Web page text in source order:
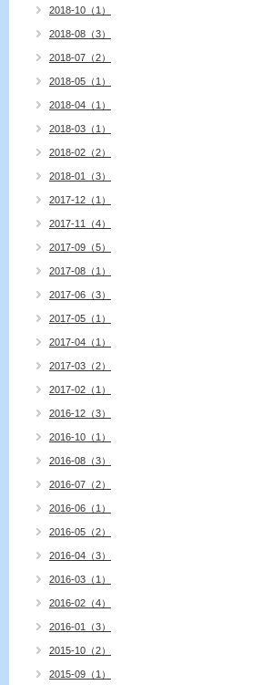
2018-10（1）
2018-08（3）
2018-07（2）
2018-05（1）
2018-04（1）
2018-03（1）
2018-02（2）
2018-01（3）
2017-12（1）
2017-11（4）
2017-09（5）
2017-08（1）
2017-06（3）
2017-05（1）
2017-04（1）
2017-03（2）
2017-02（1）
2016-12（3）
2016-10（1）
2016-08（3）
2016-07（2）
2016-06（1）
2016-05（2）
2016-04（3）
2016-03（1）
2016-02（4）
2016-01（3）
2015-10（2）
2015-09（1）